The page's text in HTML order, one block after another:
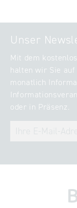
Unser
Mit dem
halten wir Sie
monatlich
oder in Präsenz.